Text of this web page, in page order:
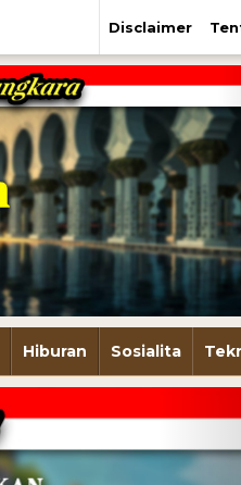
Disclaimer
Hiburan Sosialita